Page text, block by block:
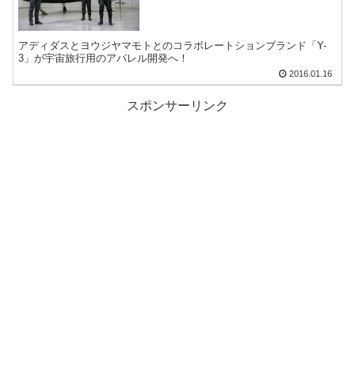
アディダスとヨウジヤマモトとのコラボレートションブランド「Y-
3」が宇宙旅行用のアパレル開発へ！
2016.01.16
スポンサーリンク